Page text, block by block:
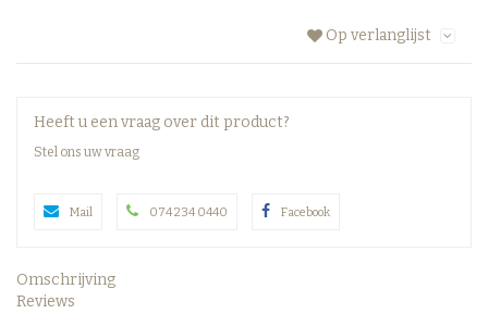
Op verlanglijst
Heeft u een vraag over dit product?
Stel ons uw vraag
Mail 074 234 0440 Facebook
Omschrijving
Reviews